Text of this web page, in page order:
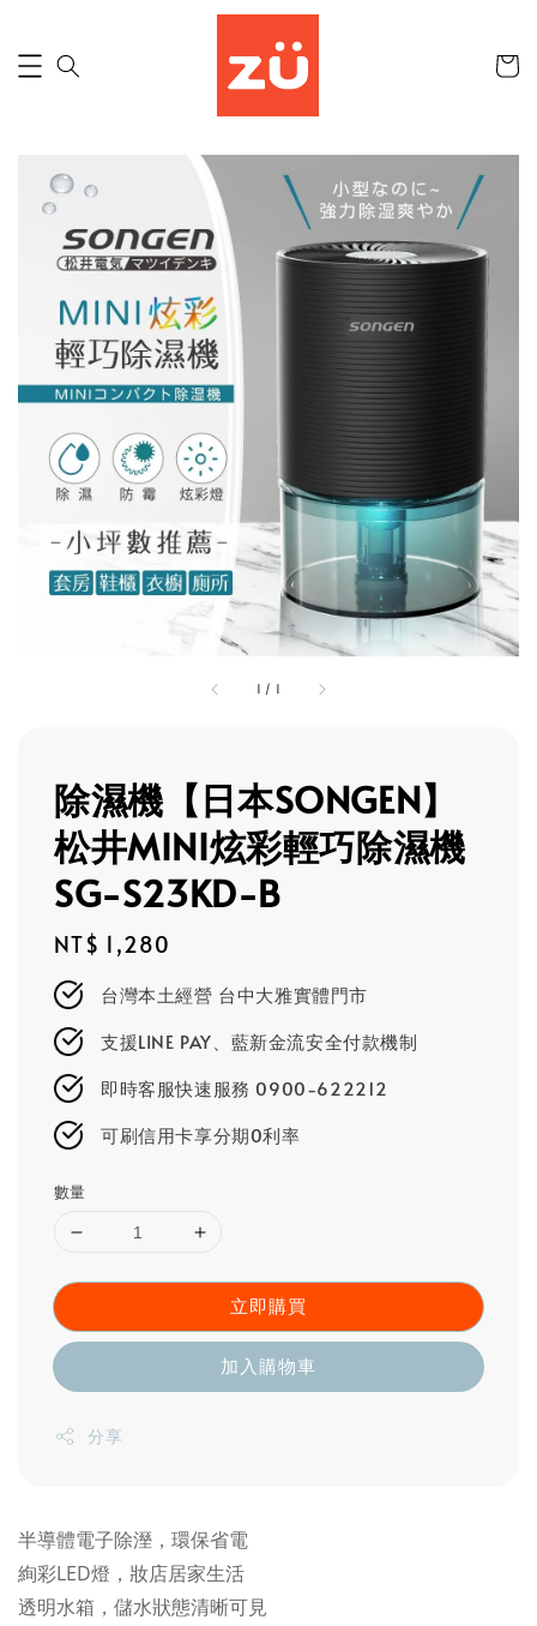
1 / 1
除濕機【日本SONGEN】
松井MINI炫彩輕巧除濕機
SG-S23KD-B
Regular
price
NT$ 1,280
台灣本土經營 台中大雅實體門市
支援LINE PAY、藍新金流安全付款機制
即時客服快速服務 0900-622212
可刷信用卡享分期0利率
數量
立即購買
加入購物車
分享
半導體電子除溼，環保省電
絢彩LED燈，妝店居家生活
透明水箱，儲水狀態清晰可見